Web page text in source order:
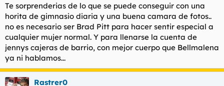
Te sorprenderias de lo que se puede conseguir con una
horita de gimnasio diaria y una buena camara de fotos..
no es necesario ser Brad Pitt para hacer sentir especial a
cualquier mujer normal. Y para llenarse la cuenta de
jennys cajeras de barrio, con mejor cuerpo que Bellmalena
ya ni hablamos...
Rastrer0